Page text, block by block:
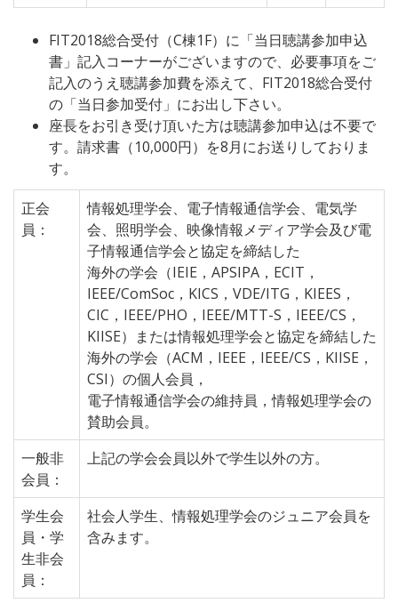
FIT2018総合受付（C棟1F）に「当日聴講参加申込
書」記入コーナーがございますので、必要事項をご
記入のうえ聴講参加費を添えて、FIT2018総合受付
の「当日参加受付」にお出し下さい。
座長をお引き受け頂いた方は聴講参加申込は不要で
す。請求書（10,000円）を8月にお送りしておりま
す。
正会
員：
情報処理学会、電子情報通信学会、電気学
会、照明学会、映像情報メディア学会及び電
子情報通信学会と協定を締結した
海外の学会（IEIE，APSIPA，ECIT，
IEEE/ComSoc，KICS，VDE/ITG，KIEES，
CIC，IEEE/PHO，IEEE/MTT-S，IEEE/CS，
KIISE）または情報処理学会と協定を締結した
海外の学会（ACM，IEEE，IEEE/CS，KIISE，
CSI）の個人会員，
電子情報通信学会の維持員，情報処理学会の
賛助会員。
一般非
会員：
上記の学会会員以外で学生以外の方。
学生会
員・学
生非会
員：
社会人学生、情報処理学会のジュニア会員を
含みます。